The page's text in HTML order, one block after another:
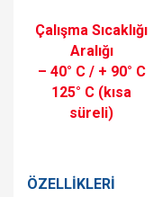
Çalışma Sıcaklığı
Aralığı
– 40° C / + 90° C
125° C (kısa
süreli)
ÖZELLİKLERİ